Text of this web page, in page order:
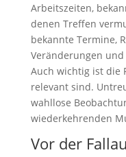
Arbeitszeiten,
denen Treffen
bekannte Termine,
Veränderungen
Auch wichtig ist die
relevant sind.
wahllose
wiederkehrenden
Vor der